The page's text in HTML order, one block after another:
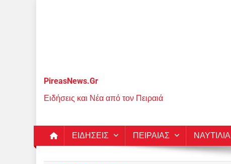
PireasNews.Gr
Ειδήσεις και Νέα από τον Πειραιά
ΕΙΔΗΣΕΙΣ ΠΕΙΡΑΙΑΣ ΝΑΥΤΙΛΙΑ